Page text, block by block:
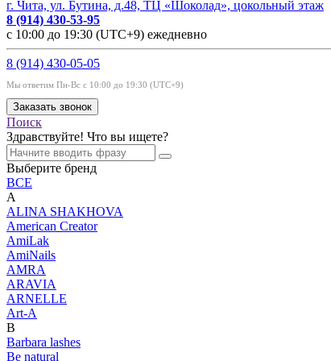
г. Чита, ул. Бутина, д.48, ТЦ «Шоколад», цокольный этаж
8 (914) 430-53-95
с 10:00 до 19:30 (UTC+9) ежедневно
8 (914) 430-05-05
Мы ответим Пн-Вс с 10:00 до 19:30 (UTC+9)
Заказать звонок
Поиск
Здравствуйте! Что вы ищете?
Выберите бренд
ВСЕ
A
ALINA SHAKHOVA
American Creator
AmiLak
AmiNails
AMRA
ARAVIA
ARNELLE
Art-A
B
Barbara lashes
Be natural